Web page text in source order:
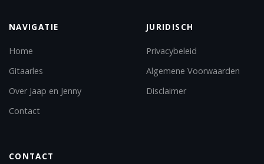
NAVIGATIE
Home
Gitaarles
Over Jaap en Jenny
Contact
JURIDISCH
Privacybeleid
Algemene Voorwaarden
Disclaimer
CONTACT